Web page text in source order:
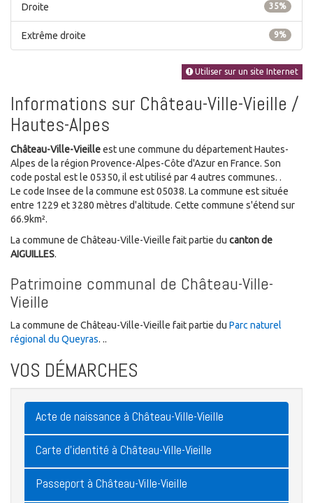
35%
Droite
9%
Extrême droite
Utiliser sur un site Internet
Informations sur Château-Ville-Vieille /
Hautes-Alpes
Château-Ville-Vieilleest une commune du département Hautes-
Alpes de la région Provence-Alpes-Côte d'Azur en France. Son
code postal est le 05350, il est utilisé par 4 autres communes. .
Le code Insee de la commune est 05038. La commune est située
entre 1229 et 3280 mètres d'altitude. Cette commune s'étend sur
66.9km².
La commune de Château-Ville-Vieille fait partie du canton de
AIGUILLES.
Patrimoine communal de Château-Ville-
Vieille
La commune de Château-Ville-Vieille fait partie du Parc naturel
régional du Queyras. ..
VOS DÉMARCHES
Acte de naissance à Château-Ville-Vieille
Carte d'identité à Château-Ville-Vieille
Passeport à Château-Ville-Vieille